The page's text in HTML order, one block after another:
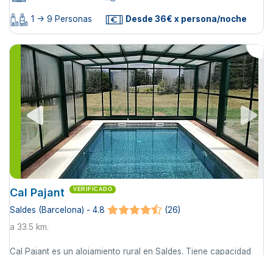
1 -> 9 Personas Desde 36€ x persona/noche
Cal Pajant VERIFICADO
Saldes (Barcelona) - 4.8
(26)
a 33.5 km.
Cal Pajant es un alojamiento rural en Saldes. Tiene capacidad